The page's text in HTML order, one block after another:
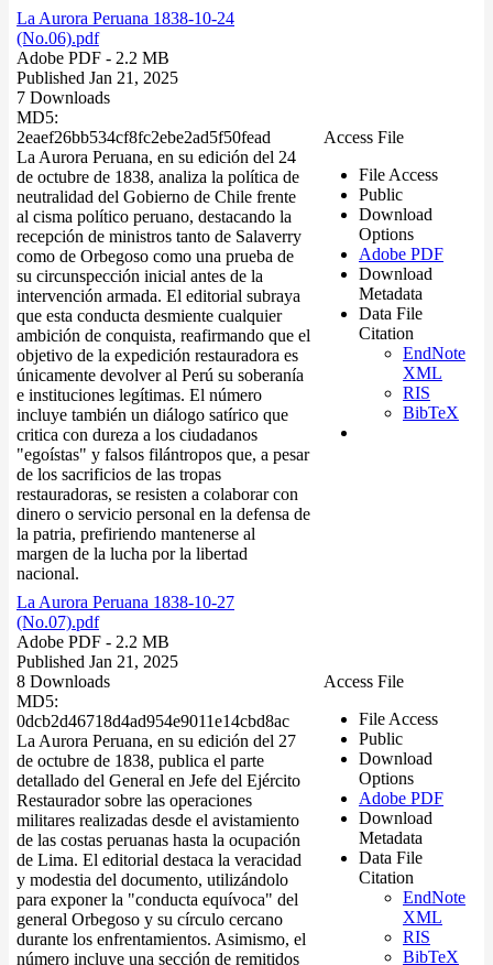
La Aurora Peruana 1838-10-24
(No.06).pdf
Adobe PDF - 2.2 MB
Published Jan 21, 2025
7 Downloads
MD5:
2eaef26bb534cf8fc2ebe2ad5f50fead
La Aurora Peruana, en su edición del 24
de octubre de 1838, analiza la política de
neutralidad del Gobierno de Chile frente
al cisma político peruano, destacando la
recepción de ministros tanto de Salaverry
como de Orbegoso como una prueba de
su circunspección inicial antes de la
intervención armada. El editorial subraya
que esta conducta desmiente cualquier
ambición de conquista, reafirmando que el
objetivo de la expedición restauradora es
únicamente devolver al Perú su soberanía
e instituciones legítimas. El número
incluye también un diálogo satírico que
critica con dureza a los ciudadanos
"egoístas" y falsos filántropos que, a pesar
de los sacrificios de las tropas
restauradoras, se resisten a colaborar con
dinero o servicio personal en la defensa de
la patria, prefiriendo mantenerse al
margen de la lucha por la libertad
nacional.
Access File
File Access
Public
Download
Options
Adobe PDF
Download
Metadata
Data File
Citation
EndNote
XML
RIS
BibTeX
La Aurora Peruana 1838-10-27
(No.07).pdf
Adobe PDF - 2.2 MB
Published Jan 21, 2025
8 Downloads
MD5:
0dcb2d46718d4ad954e9011e14cbd8ac
La Aurora Peruana, en su edición del 27
de octubre de 1838, publica el parte
detallado del General en Jefe del Ejército
Restaurador sobre las operaciones
militares realizadas desde el avistamiento
de las costas peruanas hasta la ocupación
de Lima. El editorial destaca la veracidad
y modestia del documento, utilizándolo
para exponer la "conducta equívoca" del
general Orbegoso y su círculo cercano
durante los enfrentamientos. Asimismo, el
número incluye una sección de remitidos
Access File
File Access
Public
Download
Options
Adobe PDF
Download
Metadata
Data File
Citation
EndNote
XML
RIS
BibTeX